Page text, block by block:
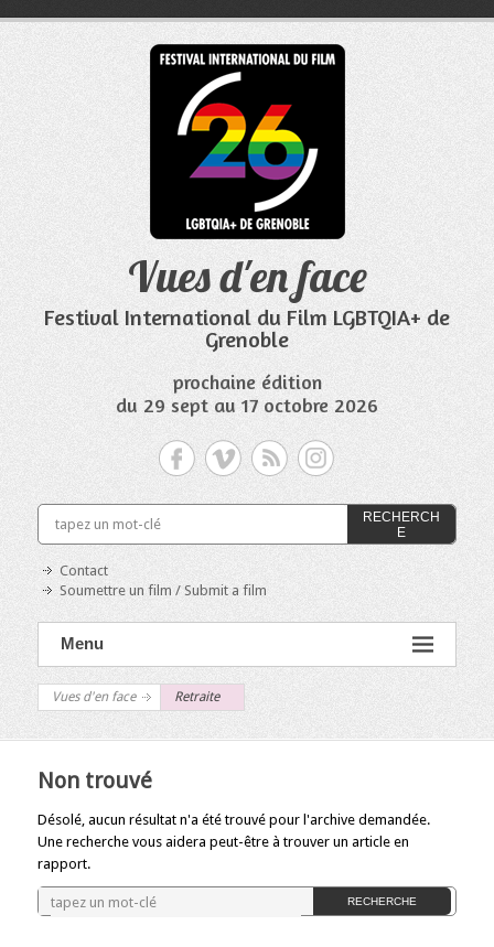
Vues d'en face
Festival International du Film LGBTQIA+ de
Grenoble
prochaine édition
du 29 sept au 17 octobre 2026
RECHERCH
E
Contact
Soumettre un film / Submit a film
Menu
Vues d'en face Retraite
Non trouvé
Désolé, aucun résultat n'a été trouvé pour l'archive demandée.
Une recherche vous aidera peut-être à trouver un article en
rapport.
RECHERCHE